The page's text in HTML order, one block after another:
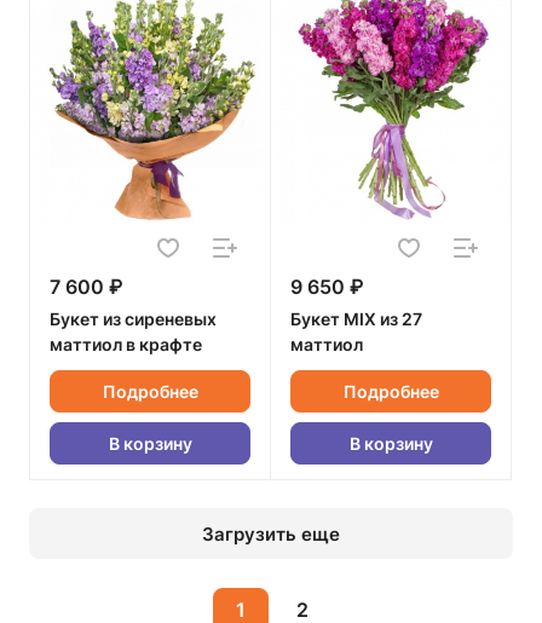
7 600 ₽
Букет из сиреневых
маттиол в крафте
Подробнее
В корзину
9 650 ₽
Букет MIX из 27
маттиол
Подробнее
В корзину
Загрузить еще
1 2